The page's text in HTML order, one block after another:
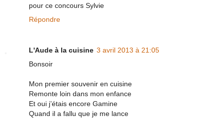
pour ce concours Sylvie
Répondre
L'Aude à la cuisine 3 avril 2013 à 21:05
Bonsoir
Mon premier souvenir en cuisine
Remonte loin dans mon enfance
Et oui j’étais encore Gamine
Quand il a fallu que je me lance